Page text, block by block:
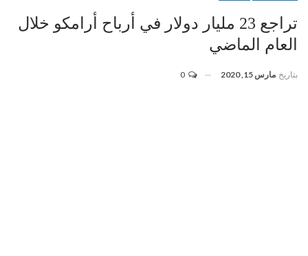
تراجع 23 مليار دولار في أرباح أرامكو خلال
العام الماضي
بتاريخ مارس 15, 2020